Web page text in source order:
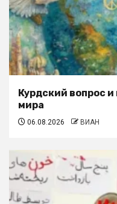
Курдский вопрос
мира
06.08.2026 ВИАН